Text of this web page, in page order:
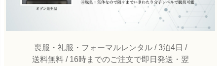
喪服・礼服・フォーマルレンタル / 3泊4日 /
送料無料 / 16時までのご注文で即日発送・翌